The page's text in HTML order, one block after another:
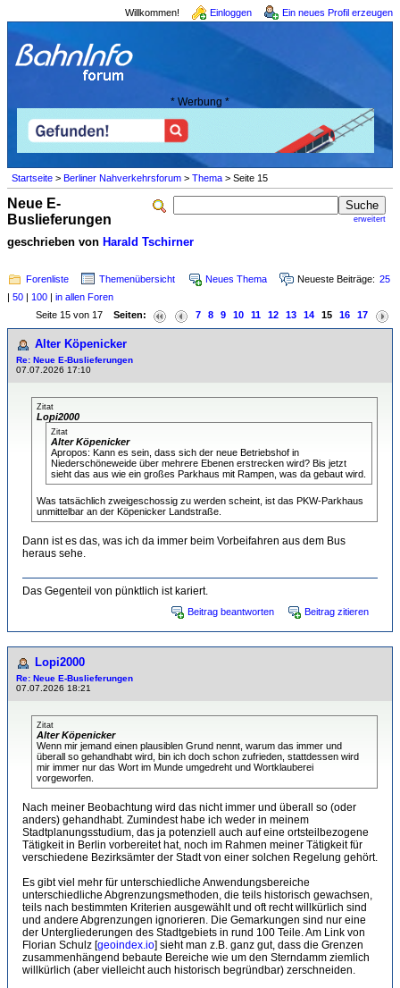
Willkommen! Einloggen Ein neues Profil erzeugen
* Werbung *
Startseite > Berliner Nahverkehrsforum > Thema > Seite 15
erweitert
Neue E-
Buslieferungen
geschrieben von Harald Tschirner
Forenliste Themenübersicht Neues Thema Neueste Beiträge: 25
| 50 | 100 | in allen Foren
Seite 15 von 17 Seiten: 7 8 9 10 11 12 13 14 15 16 17
Alter Köpenicker
Re: Neue E-Buslieferungen
07.07.2026 17:10
Zitat
Lopi2000
Zitat
Alter Köpenicker
Apropos: Kann es sein, dass sich der neue Betriebshof in
Niederschöneweide über mehrere Ebenen erstrecken wird? Bis jetzt
sieht das aus wie ein großes Parkhaus mit Rampen, was da gebaut wird.
Was tatsächlich zweigeschossig zu werden scheint, ist das PKW-Parkhaus
unmittelbar an der Köpenicker Landstraße.
Dann ist es das, was ich da immer beim Vorbeifahren aus dem Bus
heraus sehe.
Das Gegenteil von pünktlich ist kariert.
Beitrag beantworten Beitrag zitieren
Lopi2000
Re: Neue E-Buslieferungen
07.07.2026 18:21
Zitat
Alter Köpenicker
Wenn mir jemand einen plausiblen Grund nennt, warum das immer und
überall so gehandhabt wird, bin ich doch schon zufrieden, stattdessen wird
mir immer nur das Wort im Munde umgedreht und Wortklauberei
vorgeworfen.
Nach meiner Beobachtung wird das nicht immer und überall so (oder
anders) gehandhabt. Zumindest habe ich weder in meinem
Stadtplanungsstudium, das ja potenziell auch auf eine ortsteilbezogene
Tätigkeit in Berlin vorbereitet hat, noch im Rahmen meiner Tätigkeit für
verschiedene Bezirksämter der Stadt von einer solchen Regelung gehört.
Es gibt viel mehr für unterschiedliche Anwendungsbereiche
unterschiedliche Abgrenzungsmethoden, die teils historisch gewachsen,
teils nach bestimmten Kriterien ausgewählt und oft recht willkürlich sind
und andere Abgrenzungen ignorieren. Die Gemarkungen sind nur eine
der Untergliederungen des Stadtgebiets in rund 100 Teile. Am Link von
Florian Schulz [geoindex.io] sieht man z.B. ganz gut, dass die Grenzen
zusammenhängend bebaute Bereiche wie um den Sterndamm ziemlich
willkürlich (aber vielleicht auch historisch begründbar) zerschneiden.